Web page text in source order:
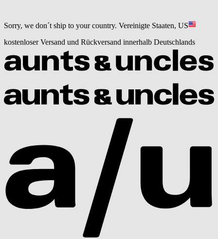
Sorry, we don´t ship to your country. Vereinigte Staaten, US
kostenloser Versand und Rückversand innerhalb Deutschlands